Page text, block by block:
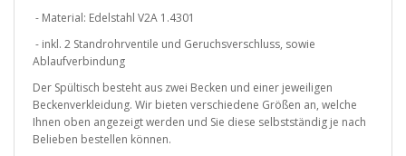
- Material: Edelstahl V2A 1.4301
- inkl. 2 Standrohrventile und Geruchsverschluss, sowie
Ablaufverbindung
Der Spültisch besteht aus zwei Becken und einer jeweiligen
Beckenverkleidung. Wir bieten verschiedene Größen an, welche
Ihnen oben angezeigt werden und Sie diese selbstständig je nach
Belieben bestellen können.